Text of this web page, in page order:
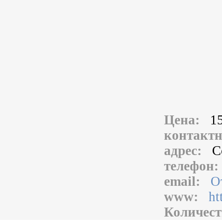
Цена:
адрес:
email:
www: